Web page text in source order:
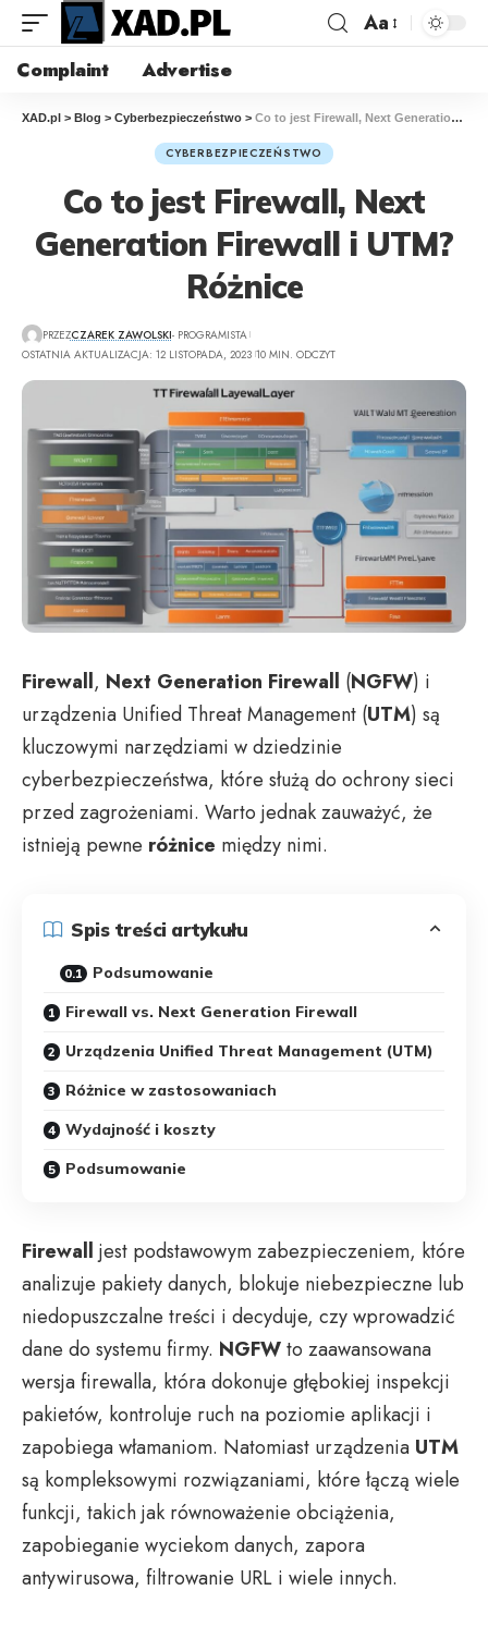
Aa
Complaint Advertise
XAD.pl > Blog > Cyberbezpieczeństwo > Co to jest Firewall, Next Generation Firewall i UTM? Różnice
CYBERBEZPIECZEŃSTWO
Co to jest Firewall, Next
Generation Firewall i UTM?
Różnice
PRZEZCZAREK ZAWOLSKI- PROGRAMISTA
OSTATNIA AKTUALIZACJA: 12 LISTOPADA, 2023 10 MIN. ODCZYT
Firewall, Next Generation Firewall (NGFW) i
urządzenia Unified Threat Management (UTM) są
kluczowymi narzędziami w dziedzinie
cyberbezpieczeństwa, które służą do ochrony sieci
przed zagrożeniami. Warto jednak zauważyć, że
istnieją pewne różnice między nimi.
Spis treści artykułu
Podsumowanie
Firewall vs. Next Generation Firewall
Urządzenia Unified Threat Management (UTM)
Różnice w zastosowaniach
Wydajność i koszty
Podsumowanie
Firewall jest podstawowym zabezpieczeniem, które
analizuje pakiety danych, blokuje niebezpieczne lub
niedopuszczalne treści i decyduje, czy wprowadzić
dane do systemu firmy. NGFWto zaawansowana
wersja firewalla, która dokonuje głębokiej inspekcji
pakietów, kontroluje ruch na poziomie aplikacji i
zapobiega włamaniom. Natomiast urządzenia UTM
są kompleksowymi rozwiązaniami, które łączą wiele
funkcji, takich jak równoważenie obciążenia,
zapobieganie wyciekom danych, zapora
antywirusowa, filtrowanie URL i wiele innych.